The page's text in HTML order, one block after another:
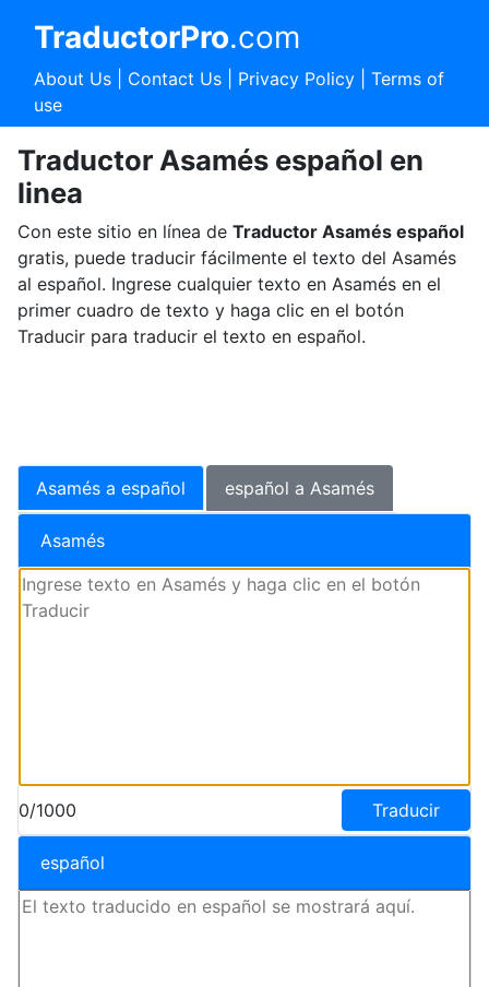
TraductorPro.com
About Us| Contact Us| Privacy Policy| Terms of
use
Traductor Asamés español en
linea
Con este sitio en línea de Traductor Asamés español
gratis, puede traducir fácilmente el texto del Asamés
al español. Ingrese cualquier texto en Asamés en el
primer cuadro de texto y haga clic en el botón
Traducir para traducir el texto en español.
Asamés a español español a Asamés
Asamés
0/1000 Traducir
español